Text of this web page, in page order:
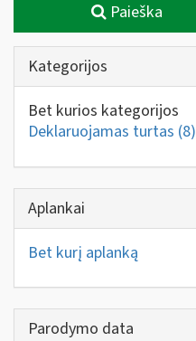
Paieška
Kategorijos
Bet kurios kategorijos
Deklaruojamas turtas (8)
Aplankai
Bet kurį aplanką
Parodymo data